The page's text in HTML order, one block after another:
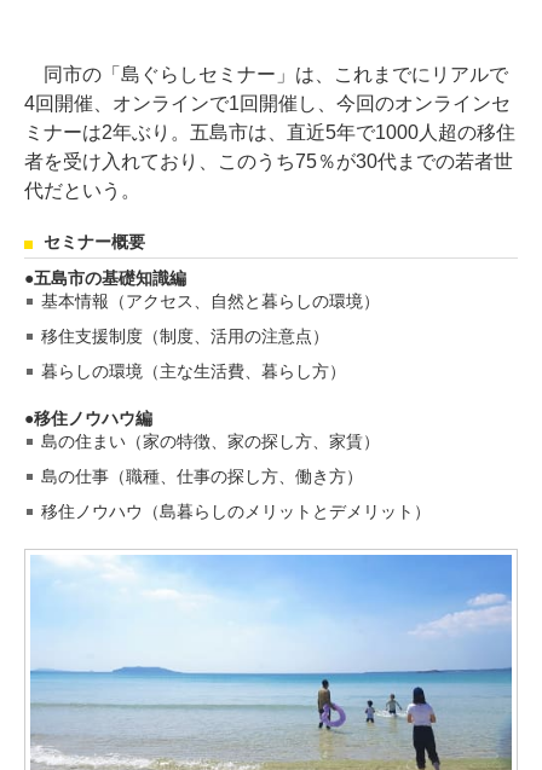
同市の「島ぐらしセミナー」は、これまでにリアルで
4回開催、オンラインで1回開催し、今回のオンラインセ
ミナーは2年ぶり。五島市は、直近5年で1000人超の移住
者を受け入れており、このうち75％が30代までの若者世
代だという。
セミナー概要
五島市の基礎知識編
基本情報（アクセス、自然と暮らしの環境）
移住支援制度（制度、活用の注意点）
暮らしの環境（主な生活費、暮らし方）
移住ノウハウ編
島の住まい（家の特徴、家の探し方、家賃）
島の仕事（職種、仕事の探し方、働き方）
移住ノウハウ（島暮らしのメリットとデメリット）